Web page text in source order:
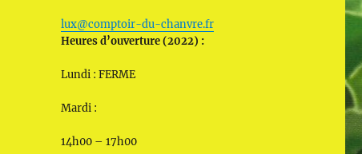
lux@comptoir-du-chanvre.fr
Heures d’ouverture (2022) :
Lundi : FERME
Mardi :
14h00 – 17h00